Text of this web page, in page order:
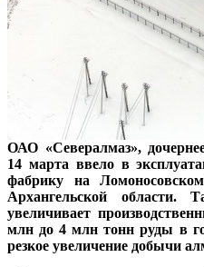
ОАО «Севералмаз»,
14 марта ввело в
фабрику на
Архангельской области.
увеличивает
млн до 4 млн тонн руды в
резкое увеличение добычи